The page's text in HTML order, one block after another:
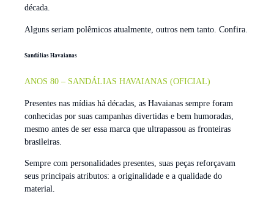
década.
Alguns seriam polêmicos atualmente, outros nem tanto. Confira.
Sandálias Havaianas
ANOS 80 – SANDÁLIAS HAVAIANAS (OFICIAL)
Presentes nas mídias há décadas, as Havaianas sempre foram
conhecidas por suas campanhas divertidas e bem humoradas,
mesmo antes de ser essa marca que ultrapassou as fronteiras
brasileiras.
Sempre com personalidades presentes, suas peças reforçavam
seus principais atributos: a originalidade e a qualidade do
material.